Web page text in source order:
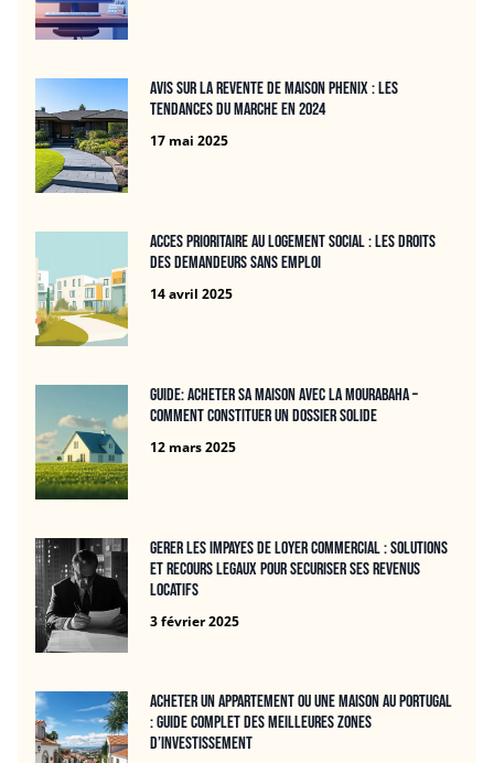
Avis sur la revente de maison Phenix : Les
tendances du marche en 2024
17 mai 2025
Acces prioritaire au logement social : les droits
des demandeurs sans emploi
14 avril 2025
Guide: Acheter sa maison avec la mourabaha –
Comment constituer un dossier solide
12 mars 2025
Gerer les impayes de loyer commercial : solutions
et recours legaux pour securiser ses revenus
locatifs
3 février 2025
Acheter un appartement ou une maison au Portugal
: guide complet des meilleures zones
d’investissement